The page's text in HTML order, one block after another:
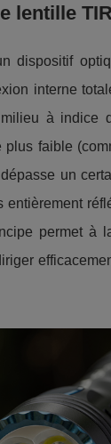
lentille
dispositif
interne
milieu à indice
faible
un
entièrement
permet à